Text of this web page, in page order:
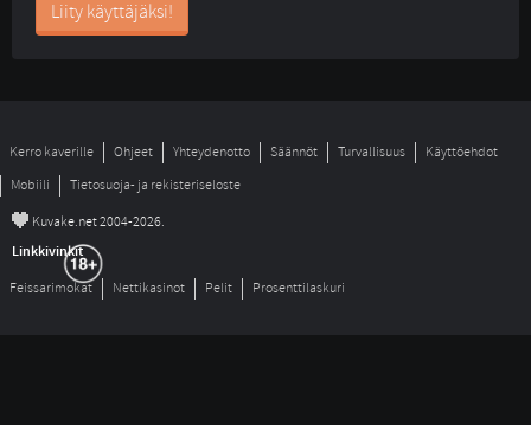
Liity käyttäjäksi!
Kerro kaverille Ohjeet Yhteydenotto Säännöt Turvallisuus
Käyttöehdot
Mobiili
Tietosuoja- ja rekisteriseloste
© Kuvake.net 2004-2026.
Linkkivinkit
Feissarimokat Nettikasinot Pelit Prosenttilaskuri